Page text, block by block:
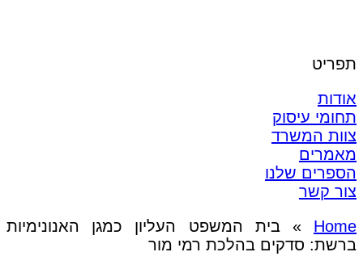
תפריט
אודות
תחומי עיסוק
צוות המשרד
מאמרים
הספרים שלנו
צור קשר
Home
»בית המשפט העליון כמגן האנונימיות
ברשת: סדקים בהלכת רמי מור